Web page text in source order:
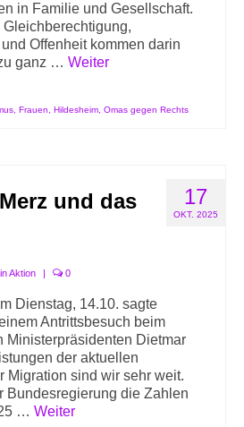
in Familie und Gesellschaft.
Offenheit kommen darin
ganz … Weiter
Frauen Hildesheim Omas gegen Rechts
17
OKT. 2025
und das
Aktion | 0
Dienstag, 14.10. sagte
Antrittsbesuch beim
Ministerpräsidenten Dietmar
der aktuellen
Migration sind wir sehr weit.
Bundesregierung die Zahlen
… Weiter